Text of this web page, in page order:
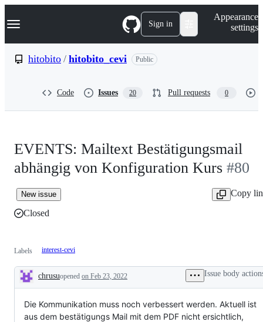
k
p
Navigation Menu Sign in
Appearance
settings
hitobito / hitobito_cevi Public
Code Issues 20 Pull requests 0
EVENTS: Mailtext Bestätigungsmail
abhängig von Konfiguration Kurs #80
New issue
Copy
Closed
Labels interest-cevi
Description
chrusuopened on Feb 23, 2022 Issue body
Die Kommunikation muss noch verbessert werden. Aktuell ist
aus dem bestätigungs Mail mit dem PDF nicht ersichtlich,